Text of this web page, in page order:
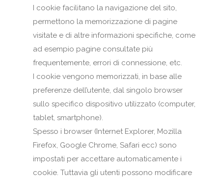
I cookie facilitano la navigazione del sito,
permettono la memorizzazione di pagine
visitate e di altre informazioni specifiche, come
ad esempio pagine consultate più
frequentemente, errori di connessione, etc.
I cookie vengono memorizzati, in base alle
preferenze dell’utente, dal singolo browser
sullo specifico dispositivo utilizzato (computer,
tablet, smartphone).
Spesso i browser (Internet Explorer, Mozilla
Firefox, Google Chrome, Safari ecc) sono
impostati per accettare automaticamente i
cookie. Tuttavia gli utenti possono modificare